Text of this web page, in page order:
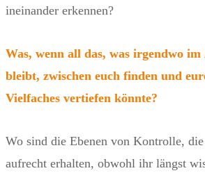
ineinander erkennen?
Was, wenn all das, was irgendwo
bleibt, zwischen euch finden und
Vielfaches vertiefen könnte?
Wo sind die Ebenen von Kontrolle,
aufrecht erhalten, obwohl ihr längst